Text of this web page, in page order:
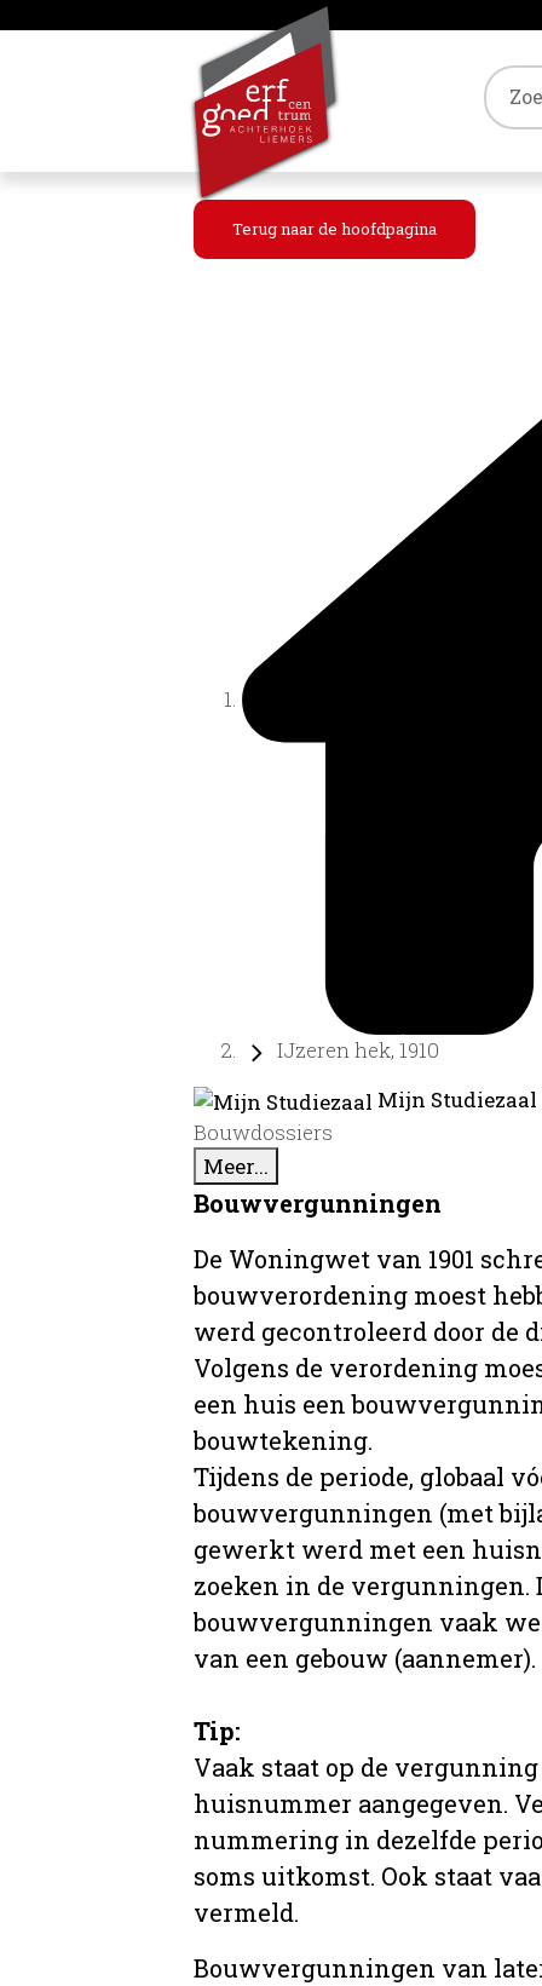
Terug naar de hoofdpagina
IJzeren hek, 1910
Mijn
Bouwdossiers
Meer...
Bouwvergunningen
De Woningwet van 1901
bouwverordening moest
werd gecontroleerd door de
Volgens de verordening
een huis een
bouwtekening.
Tijdens de periode, globaal
bouwvergunningen (met
gewerkt werd met een
zoeken in de vergunningen.
bouwvergunningen vaak
van een gebouw (aannemer).
Tip:
Vaak staat op de
huisnummer aangegeven.
nummering in dezelfde
soms uitkomst. Ook staat
vermeld.
Bouwvergunningen van